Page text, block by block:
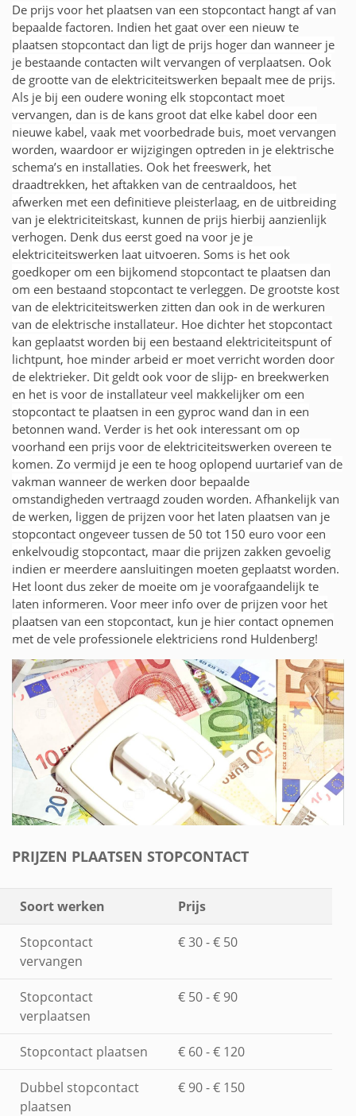
De prijs voor het plaatsen van een stopcontact hangt af van
bepaalde factoren. Indien het gaat over een nieuw te
plaatsen stopcontact dan ligt de prijs hoger dan wanneer je
je bestaande contacten wilt vervangen of verplaatsen. Ook
de grootte van de elektriciteitswerken bepaalt mee de prijs.
Als je bij een oudere woning elk stopcontact moet
vervangen, dan is de kans groot dat elke kabel door een
nieuwe kabel, vaak met voorbedrade buis, moet vervangen
worden, waardoor er wijzigingen optreden in je elektrische
schema’s en installaties. Ook het freeswerk, het
draadtrekken, het aftakken van de centraaldoos, het
afwerken met een definitieve pleisterlaag, en de uitbreiding
van je elektriciteitskast, kunnen de prijs hierbij aanzienlijk
verhogen. Denk dus eerst goed na voor je je
elektriciteitswerken laat uitvoeren. Soms is het ook
goedkoper om een bijkomend stopcontact te plaatsen dan
om een bestaand stopcontact te verleggen. De grootste kost
van de elektriciteitswerken zitten dan ook in de werkuren
van de elektrische installateur. Hoe dichter het stopcontact
kan geplaatst worden bij een bestaand elektriciteitspunt of
lichtpunt, hoe minder arbeid er moet verricht worden door
de elektrieker. Dit geldt ook voor de slijp- en breekwerken
en het is voor de installateur veel makkelijker om een
stopcontact te plaatsen in een gyproc wand dan in een
betonnen wand. Verder is het ook interessant om op
voorhand een prijs voor de elektriciteitswerken overeen te
komen. Zo vermijd je een te hoog oplopend uurtarief van de
vakman wanneer de werken door bepaalde
omstandigheden vertraagd zouden worden. Afhankelijk van
de werken, liggen de prijzen voor het laten plaatsen van je
stopcontact ongeveer tussen de 50 tot 150 euro voor een
enkelvoudig stopcontact, maar die prijzen zakken gevoelig
indien er meerdere aansluitingen moeten geplaatst worden.
Het loont dus zeker de moeite om je voorafgaandelijk te
laten informeren. Voor meer info over de prijzen voor het
plaatsen van een stopcontact, kun je hier contact opnemen
met de vele professionele elektriciens rond Huldenberg!
PRIJZEN PLAATSEN STOPCONTACT
Soort werken Prijs
Stopcontact
vervangen
€ 30 - € 50
Stopcontact
verplaatsen
€ 50 - € 90
Stopcontact plaatsen € 60 - € 120
Dubbel stopcontact
plaatsen
€ 90 - € 150